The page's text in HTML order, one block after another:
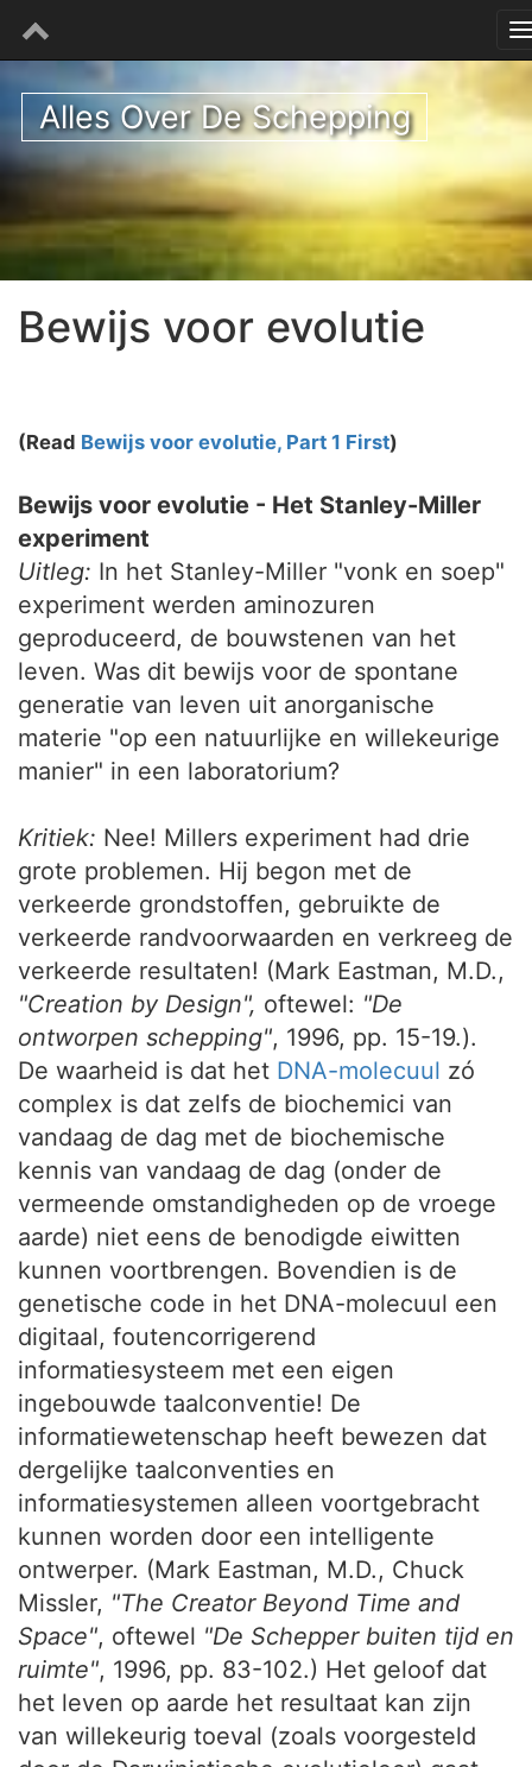
Alles Over De Schepping
Bewijs voor evolutie
(Read Bewijs voor evolutie, Part 1 First)
Bewijs voor evolutie - Het Stanley-Miller
experiment
Uitleg: In het Stanley-Miller "vonk en soep"
experiment werden aminozuren
geproduceerd, de bouwstenen van het
leven. Was dit bewijs voor de spontane
generatie van leven uit anorganische
materie "op een natuurlijke en willekeurige
manier" in een laboratorium?
Kritiek: Nee! Millers experiment had drie
grote problemen. Hij begon met de
verkeerde grondstoffen, gebruikte de
verkeerde randvoorwaarden en verkreeg de
verkeerde resultaten! (Mark Eastman, M.D.,
"Creation by Design", oftewel: "De
ontworpen schepping", 1996, pp. 15-19.).
De waarheid is dat het DNA-molecuul zó
complex is dat zelfs de biochemici van
vandaag de dag met de biochemische
kennis van vandaag de dag (onder de
vermeende omstandigheden op de vroege
aarde) niet eens de benodigde eiwitten
kunnen voortbrengen. Bovendien is de
genetische code in het DNA-molecuul een
digitaal, foutencorrigerend
informatiesysteem met een eigen
ingebouwde taalconventie! De
informatiewetenschap heeft bewezen dat
dergelijke taalconventies en
informatiesystemen alleen voortgebracht
kunnen worden door een intelligente
ontwerper. (Mark Eastman, M.D., Chuck
Missler, "The Creator Beyond Time and
Space", oftewel "De Schepper buiten tijd en
ruimte", 1996, pp. 83-102.) Het geloof dat
het leven op aarde het resultaat kan zijn
van willekeurig toeval (zoals voorgesteld